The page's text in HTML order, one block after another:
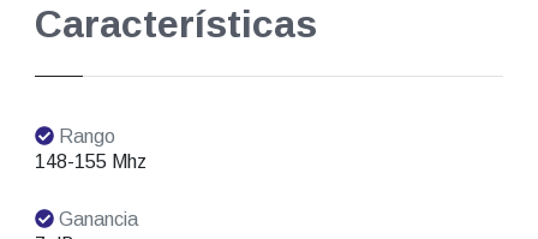
Características
Rango
148-155 Mhz
Ganancia